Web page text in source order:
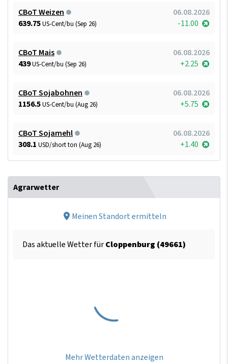
CBoT Weizen
06.08.2026
639.75US-Cent/bu (Sep 26) -11.00
CBoT Mais
06.08.2026
439US-Cent/bu (Sep 26) +2.25
CBoT Sojabohnen
06.08.2026
1156.5US-Cent/bu (Aug 26) +5.75
CBoT Sojamehl
06.08.2026
308.1 USD/short ton (Aug 26) +1.40
Agrarwetter
Meinen Standort ermitteln
Das aktuelle Wetter fürCloppenburg (49661)
Mehr Wetterdaten anzeigen